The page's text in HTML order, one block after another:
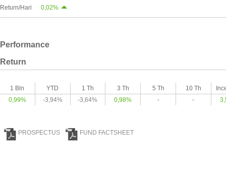
Return/Hari 0,02%
Performance
Return
1 Bln YTD 1 Th 3 Th 5 Th 10 Th
0,99%
-3,94% -3,64% 0,98% - -
PROSPECTUS FUND FACTSHEET